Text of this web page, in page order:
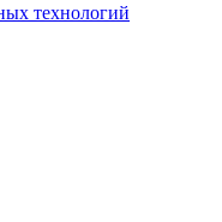
технологий